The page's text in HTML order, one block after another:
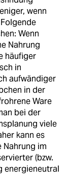
wenn
Wenn
Nahrung
häufiger
in
aufwändiger
in der
Ware
bei der
viele
kann es
Nahrung im
(bzw.
energieneutral